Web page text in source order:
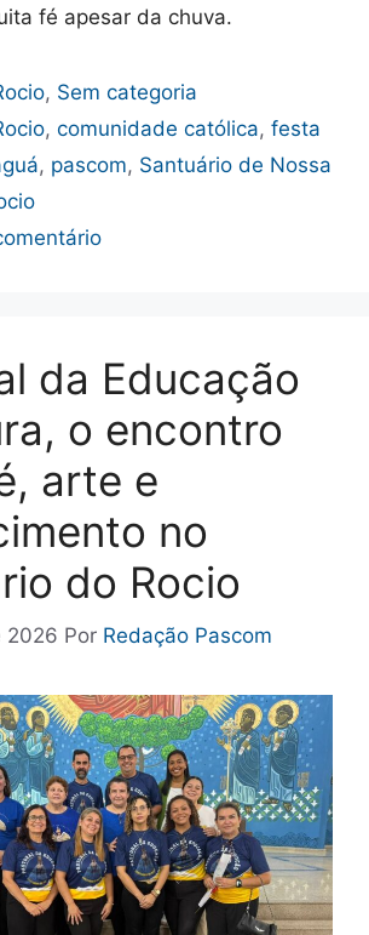
fé apesar da chuva.
, Sem categoria
,comunidade católica,festa
, pascom, Santuário de Nossa
da Educação
o encontro
arte e
no
do Rocio
2026 Por Redação Pascom